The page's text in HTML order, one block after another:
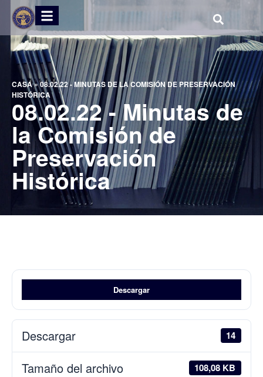
CASA»08.02.22 - MINUTAS DE LA COMISIÓN DE PRESERVACIÓN
HISTÓRICA
08.02.22 - Minutas de
la Comisión de
Preservación
Histórica
Descargar
Descargar 14
Tamaño del archivo 108,08 KB